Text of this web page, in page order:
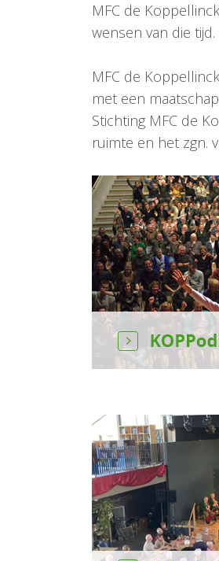
MFC de
wensen van die
MFC de
met een
Stichting MFC de
ruimte en het zgn.